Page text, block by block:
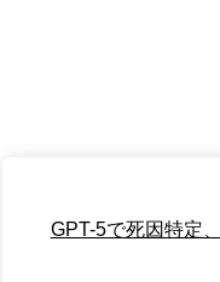
GPT-5で死因特定